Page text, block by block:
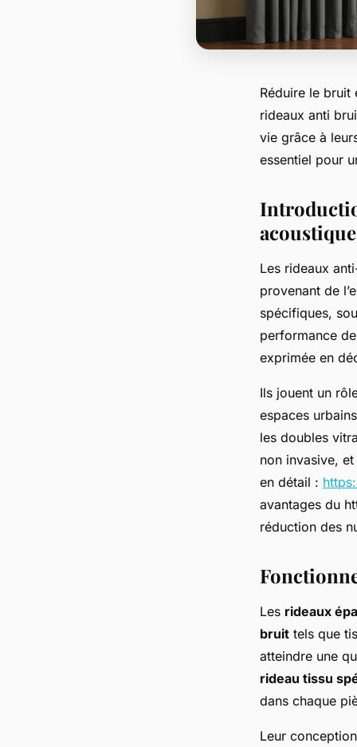
Réduire le bruit
rideaux anti
vie grâce à
essentiel pour
acoustique
Les rideaux
provenant de
spécifiques,
performance
exprimée en
Ils jouent un
espaces
les doubles
non invasive,
en détail :
avantages du
réduction des
Les rideaux
bruit tels que
atteindre une
rideau tissu
dans chaque
Leur